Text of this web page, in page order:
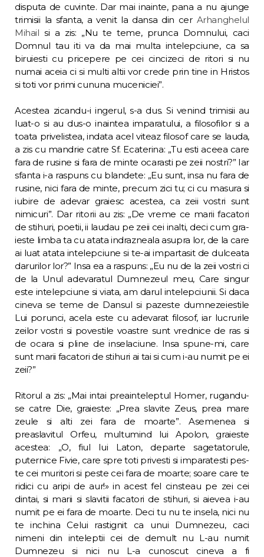
disputa de cuvinte. Dar mai inainte, pana a nu ajunge
trimisii la sfanta, a venit la dansa din cer Arhanghelul
Mihail si a zis: „Nu te teme, prunca Domnului, caci
Domnul tau iti va da mai multa intelepciune, ca sa
biruiesti cu pricepere pe cei cincizeci de ritori si nu
numai aceia ci si multi altii vor crede prin tine in Hristos
si toti vor pri­mi cununa muceniciei”.
Acestea zicandu-i ingerul, s-a dus. Si ve­nind trimisii au
luat-o si au dus-o inaintea imparatului, a filosofilor si a
toata privelis­tea, indata acel viteaz filosof care se lauda,
a zis cu mandrie catre Sf. Ecaterina: „Tu esti aceea care
fara de rusine si fara de minte ocarasti pe zeii nostri?” Iar
sfanta i-a raspuns cu blandete: „Eu sunt, insa nu fara de
rusine, nici fara de minte, precum zici tu; ci cu ma­sura si
iubire de adevar graiesc acestea, ca zeii vostri sunt
nimicuri”. Dar ritorii au zis: „De vreme ce marii facatori
de stihuri, poe­tii, ii laudau pe zeii cei inalti, deci cum gra­
ieste limba ta cu atata indrazneala asupra lor, de la care
ai luat atata intelepciune si te-ai impartasit de dulceata
darurilor lor?” Insa ea a raspuns: „Eu nu de la zeii vostri ci
de la Unul adevaratul Dumnezeul meu, Care singur
este intelepciune si viata, am darul intelepciunii. Si daca
cineva se teme de Dansul si pazeste dumnezeiestile
Lui porunci, acela este cu adevarat filosof, iar lucrurile
zeilor vostri si povestile voastre sunt vrednice de ras si
de ocara si pline de inselaciune. Insa spune-mi, care
sunt marii facatori de stihuri ai tai si cum i-au numit pe ei
zeii?”
Ritorul a zis: „Mai intai preainteleptul Homer, rugandu-
se catre Die, graieste: „Prea sla­vite Zeus, prea mare
zeule si alti zei fara de moarte”. Asemenea si
preaslavitul Orfeu, mul­tumind lui Apolon, graieste
acestea: „O, fiul lui Laton, departe sagetatorule,
puternice Fivie, care spre toti privesti si imparatesti pes­
te cei muritori si peste cei fara de moarte; soare care te
ridici cu aripi de aur!» in acest fel cinsteau pe zei cei
dintai, si marii si slavitii facatori de stihuri, si aievea i-au
numit pe ei fara de moarte. Deci tu nu te insela, nici nu
te inchina Celui rastignit ca unui Dumnezeu, caci
nimeni din inteleptii cei de demult nu L-au numit
Dumnezeu si nici nu L-a cunoscut cineva a fi